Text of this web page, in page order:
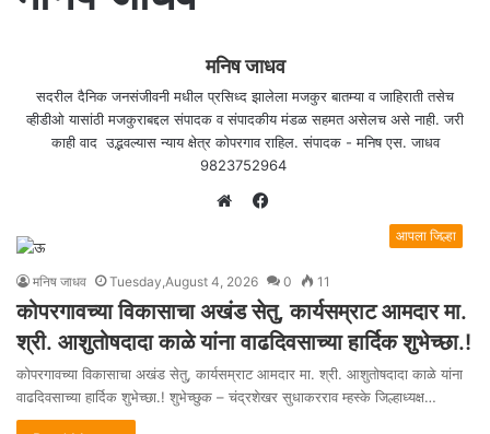
मनिष जाधव
सदरील दैनिक जनसंजीवनी मधील प्रसिध्द झालेला मजकुर बातम्या व जाहिराती तसेच
व्हीडीओ यासांठी मजकुराबद्दल संपादक व संपादकीय मंडळ सहमत असेलच असे नाही. जरी
काही वाद उद्भवल्यास न्याय क्षेत्र कोपरगाव राहिल. संपादक - मनिष एस. जाधव
9823752964
b
s
i
e
e
b
o
k
आपला जिल्हा
मनिष जाधव Tuesday,August 4, 2026 0 11
कोपरगावच्या विकासाचा अखंड सेतु, कार्यसम्राट आमदार मा.
श्री. आशुतोषदादा काळे यांना वाढदिवसाच्या हार्दिक शुभेच्छा.!
कोपरगावच्या विकासाचा अखंड सेतु, कार्यसम्राट आमदार मा. श्री. आशुतोषदादा काळे यांना
वाढदिवसाच्या हार्दिक शुभेच्छा.! शुभेच्छुक – चंद्रशेखर सुधाकरराव म्हस्के जिल्हाध्यक्ष…